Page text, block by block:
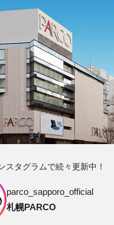
スタグラムで続々更新中！
parco_sapporo_official
札幌PARCO